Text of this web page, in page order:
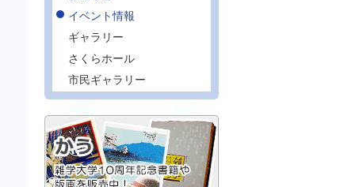
イベント情報
ギャラリー
さくらホール
市民ギャラリー